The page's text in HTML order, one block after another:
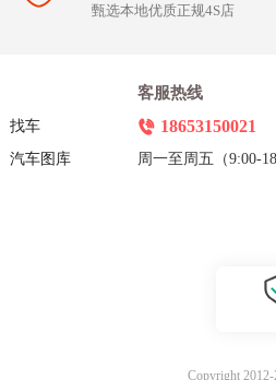
甄选本地优质正规4S店
找车
汽车图库
客服热线
18653150021
周一至周五（9:00-18
Copyright